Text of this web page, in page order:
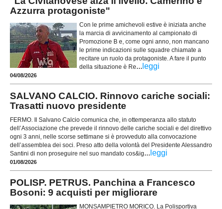
Azzurra protagoniste"
Con le prime amichevoli estive è iniziata anche
la marcia di avvicinamento al campionato di
Promozione B e, come ogni anno, non mancano
le prime indicazioni sulle squadre chiamate a
recitare un ruolo da protagoniste. A fare il punto
della situazione è Re... leggi
04/08/2026
SALVANO CALCIO. Rinnovo cariche sociali:
Trasatti nuovo presidente
FERMO. Il Salvano Calcio comunica che, in ottemperanza allo statuto
dell’Associazione che prevede il rinnovo delle cariche sociali e del direttivo
ogni 3 anni, nelle scorse settimane si è provveduto alla convocazione
dell’assemblea dei soci. Preso atto della volontà del Presidente Alessandro
Santini di non proseguire nel suo mandato cos&ig... leggi
01/08/2026
POLISP. PETRUS. Panchina a Francesco
Bosoni: 9 acquisti per migliorare
MONSAMPIETRO MORICO. La Polisportiva